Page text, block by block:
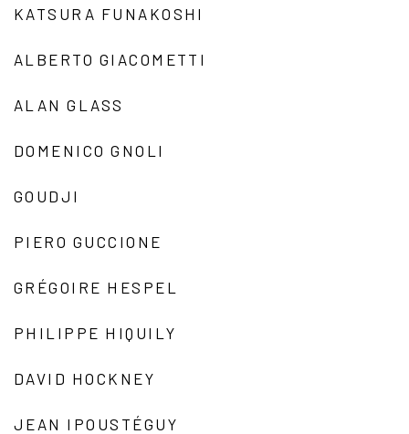
KATSURA FUNAKOSHI
ALBERTO GIACOMETTI
ALAN GLASS
DOMENICO GNOLI
GOUDJI
PIERO GUCCIONE
GRÉGOIRE HESPEL
PHILIPPE HIQUILY
DAVID HOCKNEY
JEAN IPOUSTÉGUY